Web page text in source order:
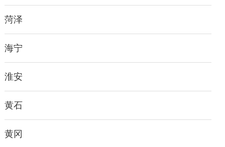
菏泽
海宁
淮安
黄石
黄冈